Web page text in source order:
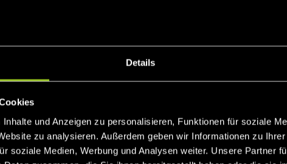
Details
und Anzeigen zu personalisieren, Funktionen für soziale
zu analysieren. Außerdem geben wir Informationen zu
soziale Medien, Werbung und Analysen weiter. Unsere Partner
verhält es sich ähnlich wie bei dem Modell auf
Monat verändert. Die Berechnung des Referenzpreises
errechnet sich aus dem
Marktpreis: Der technologiespezifische